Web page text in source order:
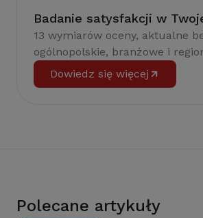
Badanie satysfakcji w
13 wymiarów oceny, aktualne
ogólnopolskie, branżowe i
Dowiedz się więcej
Polecane artykuły